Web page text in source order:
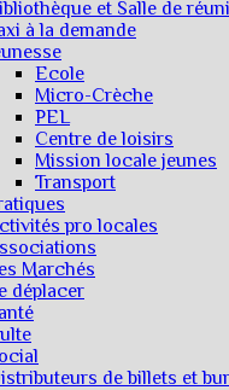
et Salle de
à la demande
Ecole
Micro-Crèche
PEL
Centre de loisirs
Mission locale jeunes
Transport
pro locales
Marchés
déplacer
de billets et